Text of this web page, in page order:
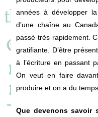
années à développer
d’une chaîne au
passé très rapidement.
gratifiante. D’être
à l’écriture en passant
On veut en faire
produire et on a du
Que devenons savoir